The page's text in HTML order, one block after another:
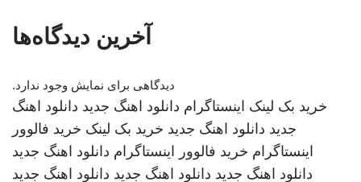
آخرین دیدگاه‌ها
دیدگاهی برای نمایش وجود ندارد.
خرید بک لینک اینستاگرام دانلود اهنگ جدید دانلود اهنگ
جدید دانلود اهنگ جدید خرید بک لینک خرید فالوور
اینستاگرام خرید فالوور اینستاگرام دانلود اهنگ جدید
دانلود اهنگ جدید دانلود اهنگ جدید دانلود اهنگ جدید